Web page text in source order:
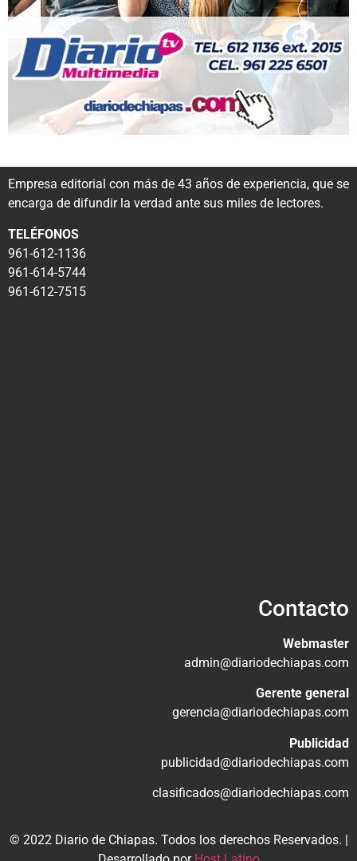
Empresa editorial con más de 43 años de experiencia, que se
encarga de difundir la verdad ante sus miles de lectores.
TELÉFONOS
961-612-1136
961-614-5744
961-612-7515
Contacto
Webmaster
admin@diariodechiapas.com
Gerente general
gerencia@diariodechiapas.com
Publicidad
publicidad@diariodechiapas.com
clasificados@diariodechiapas.com
© 2022 Diario de Chiapas. Todos los derechos Reservados. |